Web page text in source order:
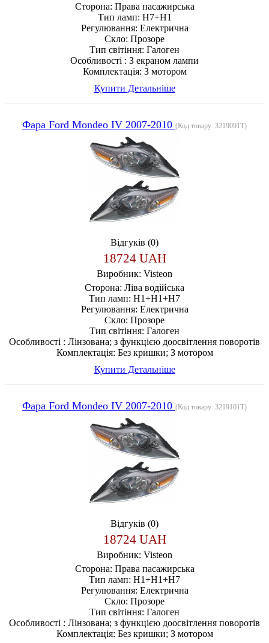
Сторона: Права пасажирська
Тип ламп: H7+H1
Регулювання: Електрична
Скло: Прозоре
Тип світіння: Галоген
Особливості : З екраном лампи
Комплектація: З мотором
Купити Детальніше
Фара Ford Mondeo IV 2007-2010 (Код товару: 3219091T)
Відгуків (0)
18724 UAH
Виробник: Visteon
Сторона: Ліва водійська
Тип ламп: H1+H1+H7
Регулювання: Електрична
Скло: Прозоре
Тип світіння: Галоген
Особливості : Лінзована; з функцією доосвітлення поворотів
Комплектація: Без кришки; З мотором
Купити Детальніше
Фара Ford Mondeo IV 2007-2010 (Код товару: 3219101T)
Відгуків (0)
18724 UAH
Виробник: Visteon
Сторона: Права пасажирська
Тип ламп: H1+H1+H7
Регулювання: Електрична
Скло: Прозоре
Тип світіння: Галоген
Особливості : Лінзована; з функцією доосвітлення поворотів
Комплектація: Без кришки; З мотором